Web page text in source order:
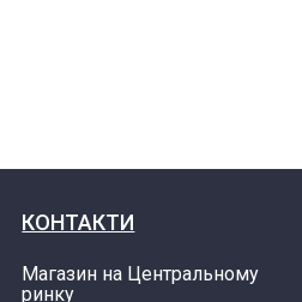
КОНТАКТИ
Магазин на Центральному
ринку